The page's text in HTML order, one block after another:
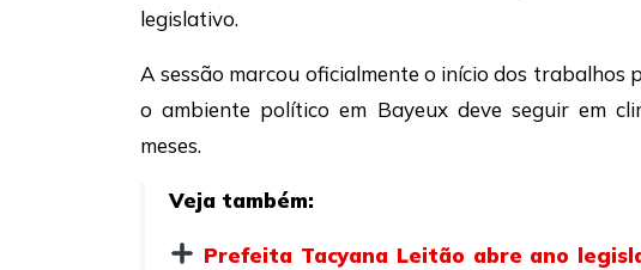
legislativo.
A sessão marcou oficialmente o início dos trabalhos
o ambiente político em Bayeux deve seguir em
meses.
Veja também:
Prefeita Tacyana Leitão abre ano